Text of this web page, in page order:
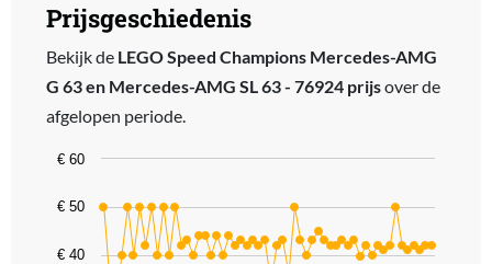
Prijsgeschiedenis
Bekijk de LEGO Speed Champions Mercedes-AMG
G 63 en Mercedes-AMG SL 63 - 76924 prijsover de
afgelopen periode.
Chart
Line chart with 56 data points.
The chart has 1 X axis displaying categories.
The chart has 1 Y axis displaying values. Data ranges from 30 to
€ 40
€ 50
€ 60